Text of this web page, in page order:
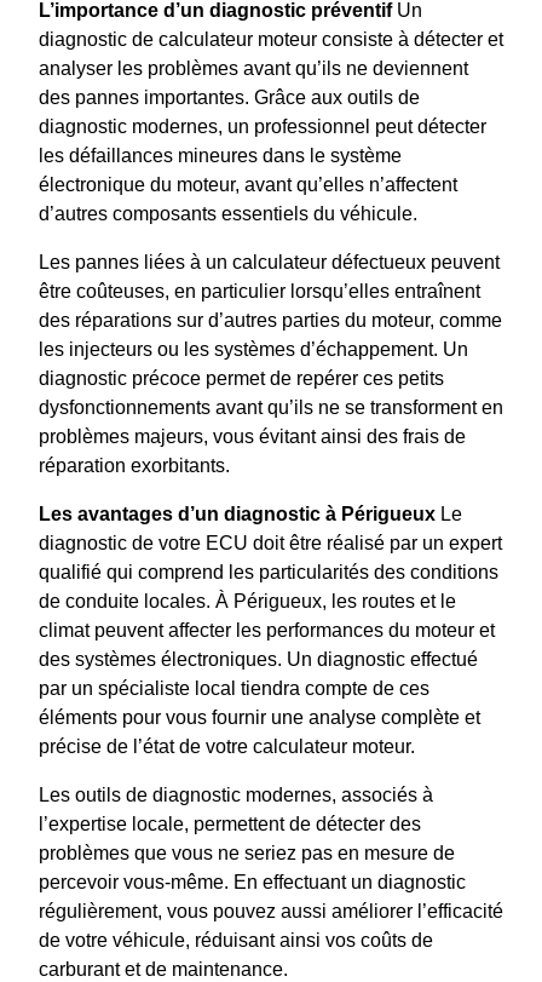
L’importance d’un diagnostic préventifUn
diagnostic de calculateur moteur consiste à détecter et
analyser les problèmes avant qu’ils ne deviennent
des pannes importantes. Grâce aux outils de
diagnostic modernes, un professionnel peut détecter
les défaillances mineures dans le système
électronique du moteur, avant qu’elles n’affectent
d’autres composants essentiels du véhicule.
Les pannes liées à un calculateur défectueux peuvent
être coûteuses, en particulier lorsqu’elles entraînent
des réparations sur d’autres parties du moteur, comme
les injecteurs ou les systèmes d’échappement. Un
diagnostic précoce permet de repérer ces petits
dysfonctionnements avant qu’ils ne se transforment en
problèmes majeurs, vous évitant ainsi des frais de
réparation exorbitants.
Les avantages d’un diagnostic à Périgueux Le
diagnostic de votre ECU doit être réalisé par un expert
qualifié qui comprend les particularités des conditions
de conduite locales. À Périgueux, les routes et le
climat peuvent affecter les performances du moteur et
des systèmes électroniques. Un diagnostic effectué
par un spécialiste local tiendra compte de ces
éléments pour vous fournir une analyse complète et
précise de l’état de votre calculateur moteur.
Les outils de diagnostic modernes, associés à
l’expertise locale, permettent de détecter des
problèmes que vous ne seriez pas en mesure de
percevoir vous-même. En effectuant un diagnostic
régulièrement, vous pouvez aussi améliorer l’efficacité
de votre véhicule, réduisant ainsi vos coûts de
carburant et de maintenance.